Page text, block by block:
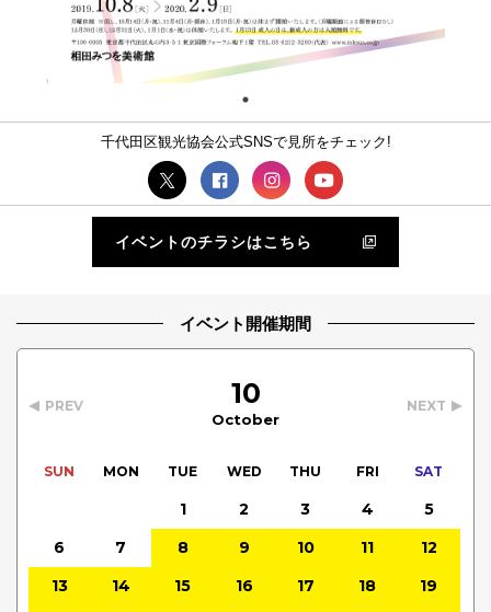
千代田区観光協会公式SNSで見所をチェック!
イベントのチラシはこちら
イベント開催期間
PREV 10
October
NEXT
SUN MON TUE WED THU FRI SAT
1 2 3 4
5
6
7 8 9 10 11
12
13
14 15 16 17 18
19